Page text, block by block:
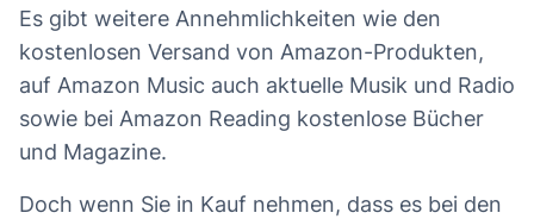
Es gibt weitere Annehmlichkeiten wie den
kostenlosen Versand von Amazon-Produkten,
auf Amazon Music auch aktuelle Musik und Radio
sowie bei Amazon Reading kostenlose Bücher
und Magazine.
Doch wenn Sie in Kauf nehmen, dass es bei den